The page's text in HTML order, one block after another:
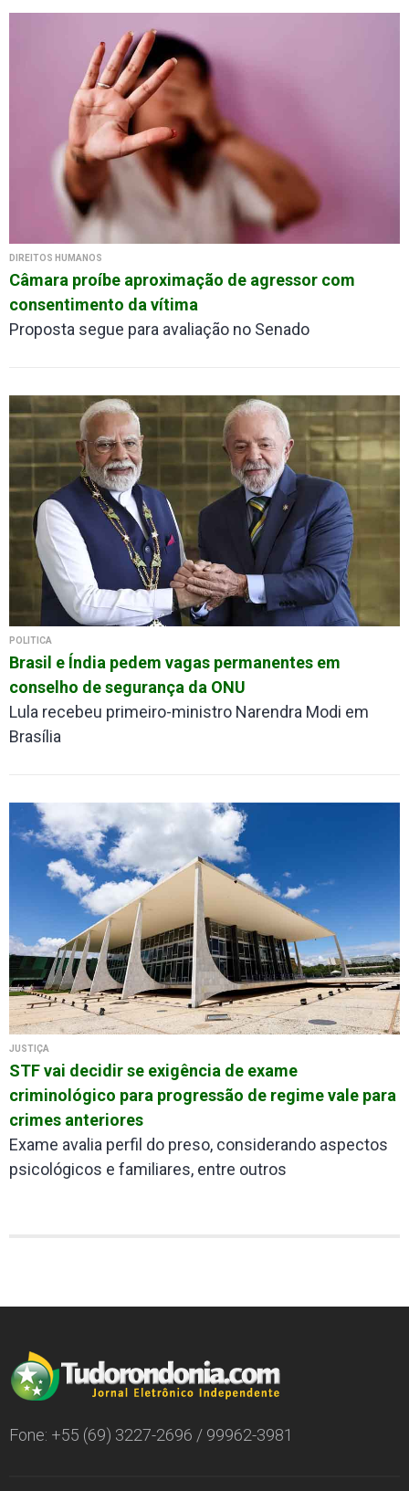
DIREITOS HUMANOS
Câmara proíbe aproximação de agressor com
consentimento da vítima
Proposta segue para avaliação no Senado
POLÍTICA
Brasil e Índia pedem vagas permanentes em
conselho de segurança da ONU
Lula recebeu primeiro-ministro Narendra Modi em
Brasília
JUSTIÇA
STF vai decidir se exigência de exame
criminológico para progressão de regime vale para
crimes anteriores
Exame avalia perfil do preso, considerando aspectos
psicológicos e familiares, entre outros
Fone: +55 (69) 3227-2696 / 99962-3981